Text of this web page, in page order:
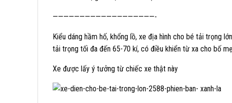
———————————————————-
Kiểu dáng hầm hố, khổng lồ, xe địa hình cho bé tải trọng
tải trọng tối đa đến 65-70 kí, có điều khiển từ xa cho bố
Xe được lấy ý tưởng từ chiếc xe thật này